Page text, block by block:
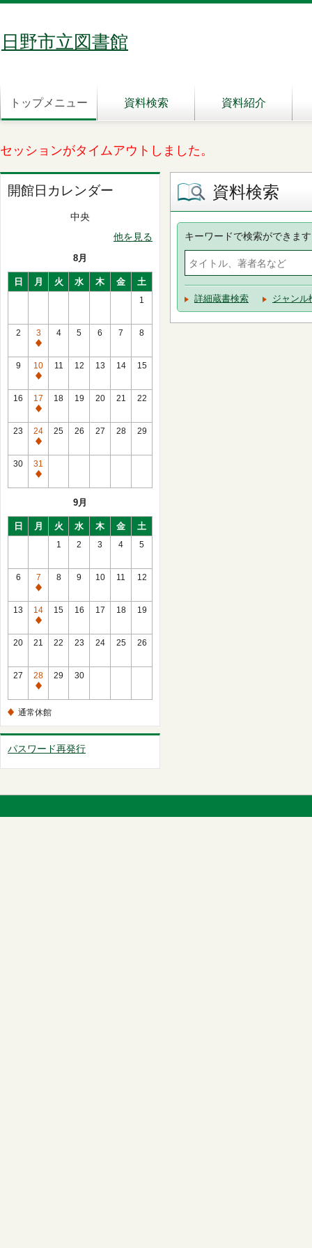
日野市立図書館
トップメニュー 資料検索 資料紹介
セッションがタイムアウトしました。
開館日カレンダー
中央
他を見る
8月
日 月 火 水 木 金 土
1
2
3
通
常
休
館
4 5 6 7 8
9
10
通
常
休
館
11 12 13 14 15
16
17
通
常
休
館
18 19 20 21 22
23
24
通
常
休
館
25 26 27 28 29
30
31
通
館
9月
日 月 火 水 木 金 土
1 2 3 4 5
6
7
通
常
休
館
8 9 10 11 12
13
14
通
常
館
15 16 17 18 19
20 21 22 23 24 25 26
27
28
通
休
館
29 30
通常休館
パスワード再発行
資料検索
キーワードで検索ができます
詳細蔵書検索 ジャンル